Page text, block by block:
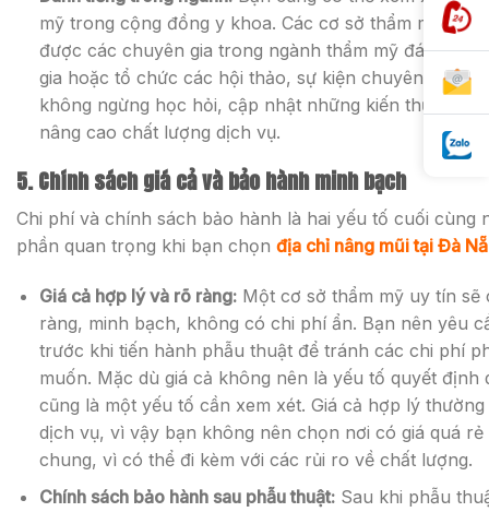
mỹ trong cộng đồng y khoa. Các cơ sở thẩm mỹ có
được các chuyên gia trong ngành thẩm mỹ đánh giá
gia hoặc tổ chức các hội thảo, sự kiện chuyên
không ngừng học hỏi, cập nhật những kiến thức và
nâng cao chất lượng dịch vụ.
5. Chính sách giá cả và bảo hành minh bạch
Chi phí và chính sách bảo hành là hai yếu tố cuối cùng
phần quan trọng khi bạn chọn địa chỉ nâng mũi tại Đà
Giá cả hợp lý và rõ ràng:Một cơ sở thẩm mỹ uy tín sẽ
ràng, minh bạch, không có chi phí ẩn. Bạn nên yêu
trước khi tiến hành phẫu thuật để tránh các chi phí
muốn. Mặc dù giá cả không nên là yếu tố quyết định
cũng là một yếu tố cần xem xét. Giá cả hợp lý
dịch vụ, vì vậy bạn không nên chọn nơi có giá quá rẻ
chung, vì có thể đi kèm với các rủi ro về chất lượng.
Chính sách bảo hành sau phẫu thuật:Sau khi phẫu